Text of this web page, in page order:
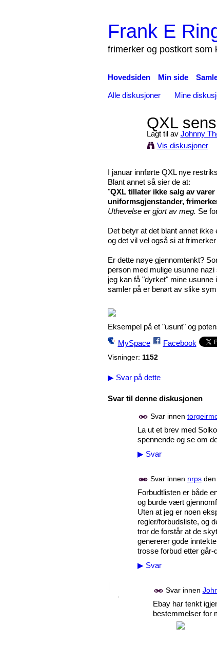
Frank E
frimerker og postkort som
Hovedsiden Min side
Alle diskusjoner Mine
QXL
Lagt til av Johnny
Vis diskusjoner
I januar innførte QXL nye
Blant annet så sier de at:
"QXL tillater ikke salg av
uniformsgjenstander,
Uthevelse er gjort av meg. Se
Det betyr at det blant annet
og det vil vel også si at
Er dette nøye gjennomtenkt?
person med mulige usunne
jeg kan få "dyrket" mine usunne
samler på er berørt av slike
Eksempel på et "usunt" og
MySpace
Facebook
Visninger: 1152
▶Svar på dette
Svar til denne diskusjonen
Svar innen
La ut et brev med
spennende og se om
▶Svar
Svar innen nrpsden
Forbudtlisten er både
og burde vært
Uten at jeg er noen
regler/forbudsliste, og
tror de forstår at de
genererer gode
trosse forbud etter
▶Svar
Svar innen
Ebay har tenkt
bestemmelser for